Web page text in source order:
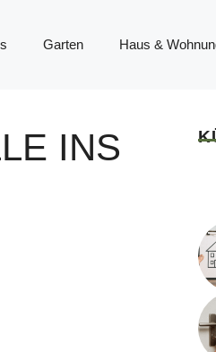
Garten Haus &
INS